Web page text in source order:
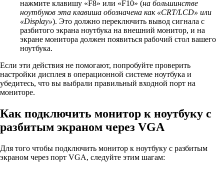
нажмите клавишу «F8» или «F10» (на большинстве
ноутбуков эта клавиша обозначена как «CRT/LCD» или
«Display»). Это должно переключить вывод сигнала с
разбитого экрана ноутбука на внешний монитор, и на
экране монитора должен появиться рабочий стол вашего
ноутбука.
Если эти действия не помогают, попробуйте проверить
настройки дисплея в операционной системе ноутбука и
убедитесь, что вы выбрали правильный входной порт на
мониторе.
Как подключить монитор к ноутбуку с
разбитым экраном через VGA
Для того чтобы подключить монитор к ноутбуку с разбитым
экраном через порт VGA, следуйте этим шагам: